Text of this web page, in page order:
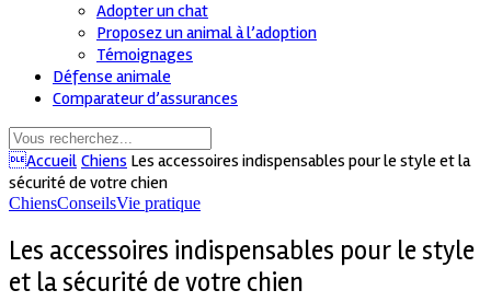
Adopter un chat
Proposez un animal à l’adoption
Témoignages
Défense animale
Comparateur d’assurances
Accueil Chiens Les accessoires indispensables pour le style et la
sécurité de votre chien
ChiensConseilsVie pratique
Les accessoires indispensables pour le style
et la sécurité de votre chien